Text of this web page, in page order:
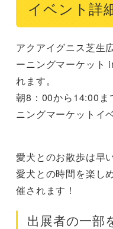
イベント詳
アクアイグニス芝生
ーニングマーケット
れます。
朝8：00から14:00ま
ニングマーケットイ
愛犬とのお散歩は早
愛犬との時間を楽し
催されます！
出展者の一部